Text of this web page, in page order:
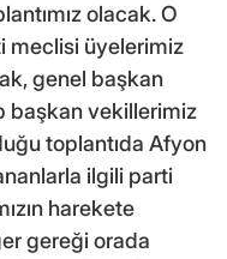
olacak. O
meclisi üyelerimiz
genel başkan
başkan vekillerimiz
toplantıda Afyon
ilgili parti
harekete
gereği orada